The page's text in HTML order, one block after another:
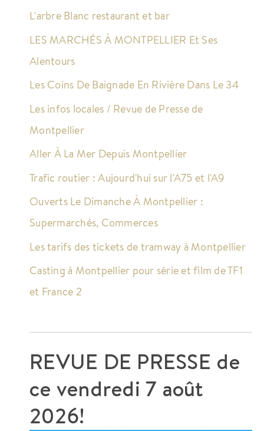
L'arbre Blanc restaurant et bar
LES MARCHÉS À MONTPELLIER Et Ses
Alentours
Les Coins De Baignade En Rivière Dans Le 34
Les infos locales / Revue de Presse de
Montpellier
Aller À La Mer Depuis Montpellier
Trafic routier : Aujourd'hui sur l'A75 et l'A9
Ouverts Le Dimanche À Montpellier :
Supermarchés, Commerces
Les tarifs des tickets de tramway à Montpellier
Casting à Montpellier pour série et film de TF1
et France 2
REVUE DE PRESSE de
ce vendredi 7 août
2026!